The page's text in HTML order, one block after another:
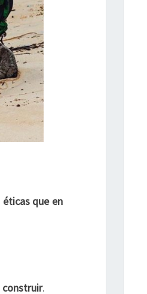
éticas que en
construir.